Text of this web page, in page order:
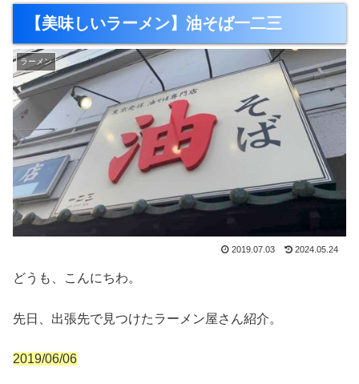
【美味しいラーメン】油そば一二三
ラーメン
2019.07.03 2024.05.24
どうも、こんにちわ。
先日、出張先で見つけたラーメン屋さん紹介。
2019/06/06